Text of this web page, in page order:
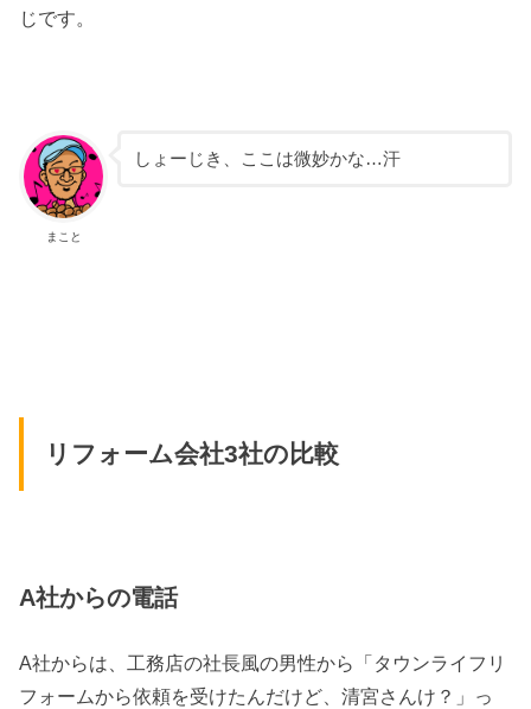
じです。
まこと
しょーじき、ここは微妙かな…汗
リフォーム会社3社の比較
A社からの電話
A社からは、工務店の社長風の男性から「タウンライフリ
フォームから依頼を受けたんだけど、清宮さんけ？」っ